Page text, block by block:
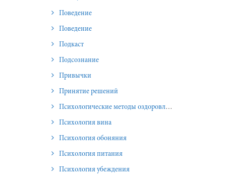
Поведение
Поведение
Подкаст
Подсознание
Привычки
Принятие решений
Психологические методы оздоровления и омоложения
Психология вина
Психология обоняния
Психология питания
Психология убеждения